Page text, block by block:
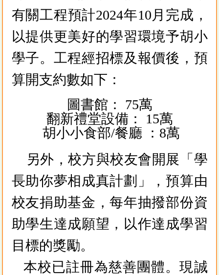
有關工程預計2024年10月完成，
以提供更美好的學習環境予胡小
學子。工程經招標及報價後，預
算開支約數如下：
圖書館：
75萬
翻新禮堂設備：
15萬
胡小小食部/餐廳 ： 8萬
另外，校方與校友會開展「學
長助你夢相成真計劃」，預算由
校友捐助基金，每年抽撥部份資
助學生達成願望，以作達成學習
目標的獎勵。
本校已註冊為慈善團體。現誠